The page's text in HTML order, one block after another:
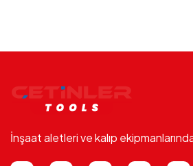
İnşaat aletleri ve kalıp